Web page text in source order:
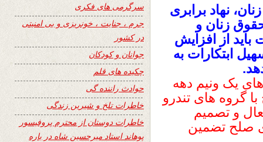
نهاد برابرى
زنان و
از افزايش
ابتکارات به
يک ونيم دهه
گروه هاى تندرو
و تصميم
صلح تضمين
سرگرمی های فکری
جرم ، جنایت ، خونریزی و بی امنیتی
در کشور
جوانان و کودکان
چکیده های قلم
حوادث راننده گی
خاطرات تلخ و شیرین زندگی
خاطرات دوستان از محترم پروفیسور
پوهاند استاد میرحسین شاه در باره